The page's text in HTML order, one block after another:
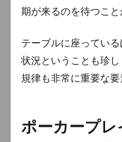
期が来るのを待つこと
テーブルに座ってい
状況ということも珍
規律も非常に重要な要
ポーカープレ